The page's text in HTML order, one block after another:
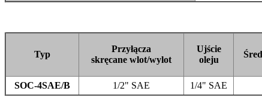
Typ
Przyłącza
skręcane wlot/wylot
Ujście
oleju
SOC-4SAE/B 1/2" SAE 1/4" SAE